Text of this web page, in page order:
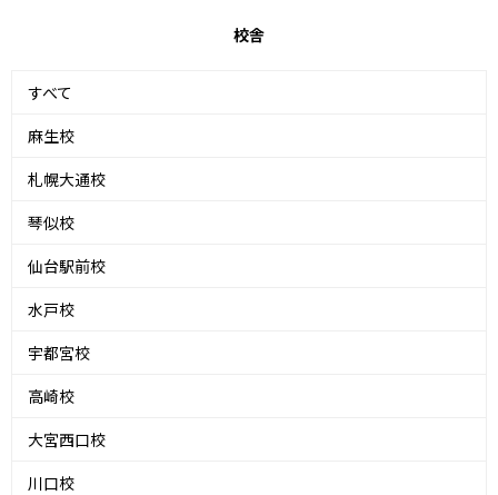
校舎
すべて
麻生校
札幌大通校
琴似校
仙台駅前校
水戸校
宇都宮校
高崎校
大宮西口校
川口校